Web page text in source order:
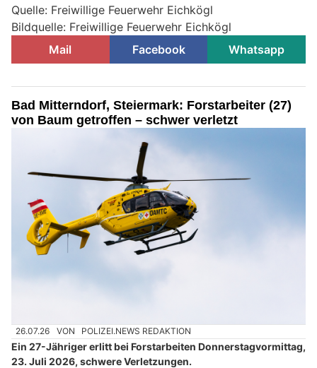
Quelle: Freiwillige Feuerwehr Eichkögl
Bildquelle: Freiwillige Feuerwehr Eichkögl
Mail
Facebook Whatsapp
Bad Mitterndorf, Steiermark: Forstarbeiter (27)
von Baum getroffen – schwer verletzt
26.07.26 VON POLIZEI.NEWS REDAKTION
Ein 27-Jähriger erlitt bei Forstarbeiten Donnerstagvormittag,
23. Juli 2026, schwere Verletzungen.